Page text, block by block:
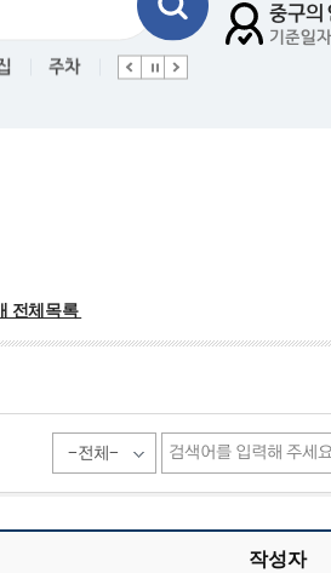
중구의
기준일
주차 인사
전체목록
작성자